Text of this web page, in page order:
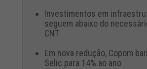
Investimentos em
seguem abaixo do
CNT
Em nova redução, Copom
Selic para 14% ao ano